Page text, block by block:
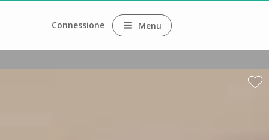
Connessione Menu